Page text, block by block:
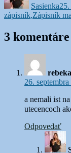
Sasienka
zápisník,Zápisník
3
26.
a nemali ist
utecencoch
Odpovedať